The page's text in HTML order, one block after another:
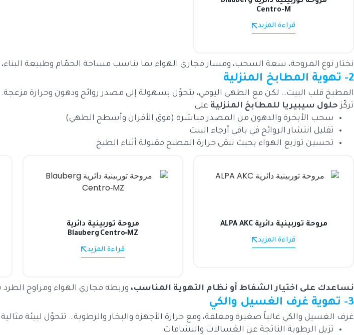
Centro-M
قراءة المزيد
نختار نوع المروحة، سعة السحب، ومسار مجاري الهواء بما يناسب مساحة الحمّام وطبيعة
2- تهوية المطابخ المنزلية
المطبخ قلب البيت… لكن مع الطهي اليومي، يتحوّل بسهولة إلى مصدر روائح ودهون وحرارة مزعجة.
تركّز حلول سيبيريا للمطابخ المنزلية على:
سحب الأبخرة والدهون من المصدر مباشرة (فوق الأفران وأسطح الطهي)
تقليل انتشار الروائح في باقي أرجاء البيت
تحسين توزيع الهواء بحيث تبقى حرارة المطبخ مقبولة أثناء الطبخ
مروحة توربينية دائرية ALPA AKC
قراءة المزيد
مروحة توربينية دائرية
Blauberg Centro‑MZ
قراءة المزيد
نساعدك على اختيار الشفاط أو نظام التهوية المناسب، وربطه مجاري الهواء ومراوح
3- تهوية غرف الغسيل والكي
غرف الغسيل والكي غالباً صغيرة ومغلقة، ومع حرارة الأجهزة والبخار والرطوبة… تتحوّل لبيئة
تزيل الرطوبة الناتجة عن الغسالات والنشافات